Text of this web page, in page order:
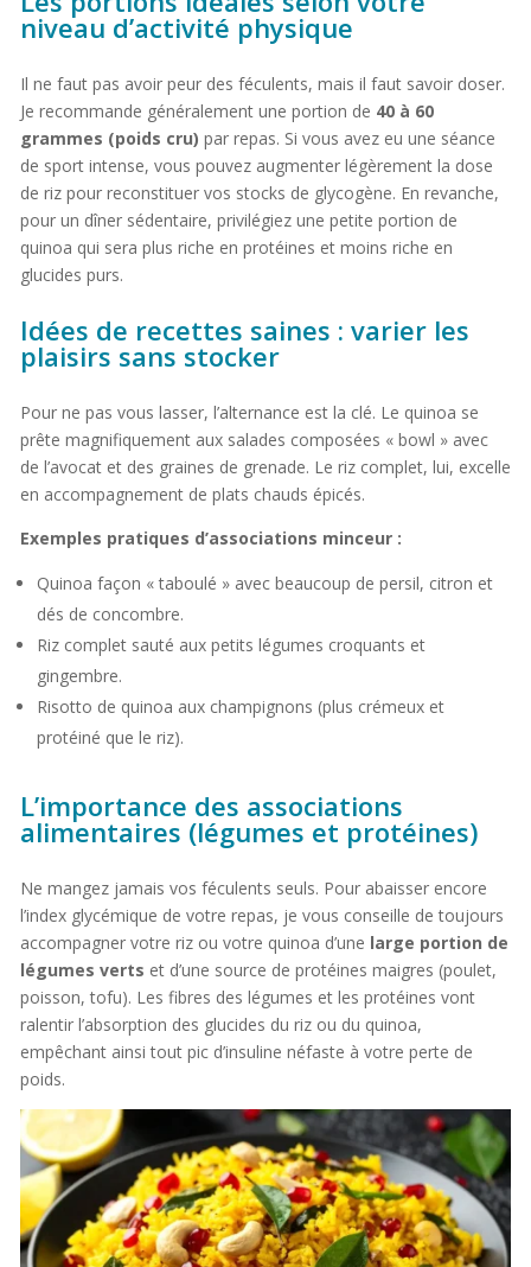
niveau d’activité physique
Il ne faut pas avoir peur des féculents, mais il faut savoir doser.
Je recommande généralement une portion de 40 à 60
grammes (poids cru) par repas. Si vous avez eu une séance
de sport intense, vous pouvez augmenter légèrement la dose
de riz pour reconstituer vos stocks de glycogène. En revanche,
pour un dîner sédentaire, privilégiez une petite portion de
quinoa qui sera plus riche en protéines et moins riche en
glucides purs.
Idées de recettes saines : varier les
plaisirs sans stocker
Pour ne pas vous lasser, l’alternance est la clé. Le quinoa se
prête magnifiquement aux salades composées « bowl » avec
de l’avocat et des graines de grenade. Le riz complet, lui, excelle
en accompagnement de plats chauds épicés.
Exemples pratiques d’associations minceur :
Quinoa façon « taboulé » avec beaucoup de persil, citron et
dés de concombre.
Riz complet sauté aux petits légumes croquants et
gingembre.
Risotto de quinoa aux champignons (plus crémeux et
protéiné que le riz).
L’importance des associations
alimentaires (légumes et protéines)
Ne mangez jamais vos féculents seuls. Pour abaisser encore
l’index glycémique de votre repas, je vous conseille de toujours
accompagner votre riz ou votre quinoa d’une large portion de
légumes verts et d’une source de protéines maigres (poulet,
poisson, tofu). Les fibres des légumes et les protéines vont
ralentir l’absorption des glucides du riz ou du quinoa,
empêchant ainsi tout pic d’insuline néfaste à votre perte de
poids.